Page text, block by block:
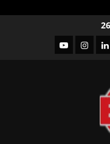
YouTube